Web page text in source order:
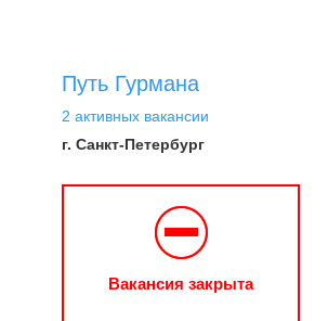
Путь Гурмана
2 активных вакансии
г. Санкт-Петербург
Вакансия закрыта